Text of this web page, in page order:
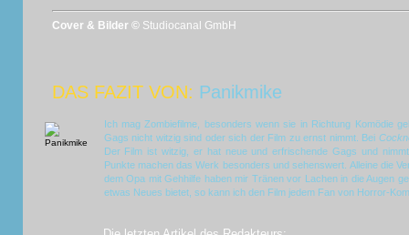
Cover & Bilder © Studiocanal GmbH
DAS FAZIT VON: Panikmike
Ich mag Zombiefilme, besonders wenn sie in Richtung Komödie
Gags nicht witzig sind oder sich der Film zu ernst nimmt. Bei
Der Film ist witzig, er hat neue und erfrischende Gags und
Punkte machen das Werk besonders und sehenswert. Alleine die
dem Opa mit Gehhilfe haben mir Tränen vor Lachen in die Augen
etwas Neues bietet, so kann ich den Film jedem Fan von Horror-